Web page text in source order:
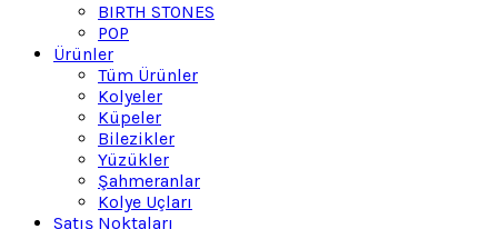
BIRTH STONES
POP
Ürünler
Tüm Ürünler
Kolyeler
Küpeler
Bilezikler
Yüzükler
Şahmeranlar
Kolye Uçları
Satış Noktaları